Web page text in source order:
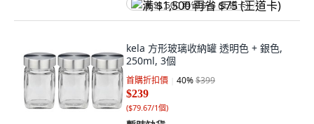
满 $1,500 再省 $75 (王道卡)
kela 方形玻璃收納罐 透明色 + 銀色,
250ml, 3個
首購折扣價 40%$399
$239
($79.67/1個)